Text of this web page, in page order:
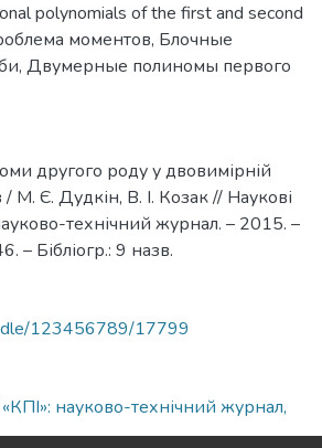
polynomials of the first and second
моментов, Блочные
, Двумерные полиномы первого
другого роду у двовимірній
М. Є. Дудкін, В. І. Козак // Наукові
технічний журнал. – 2015. –
– Бібліогр.: 9 назв.
123456789/17799
«КПІ»: науково-технічний журнал,